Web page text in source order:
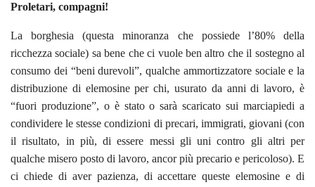
Proletari, compagni!
La borghesia (questa minoranza che possiede l’80% della
ricchezza sociale) sa bene che ci vuole ben altro che il sostegno al
consumo dei “beni durevoli”, qualche ammortizzatore sociale e la
distribuzione di elemosine per chi, usurato da anni di lavoro, è
“fuori produzione”, o è stato o sarà scaricato sui marciapiedi a
condividere le stesse condizioni di precari, immigrati, giovani (con
il risultato, in più, di essere messi gli uni contro gli altri per
qualche misero posto di lavoro, ancor più precario e pericoloso). E
ci chiede di aver pazienza, di accettare queste elemosine e di